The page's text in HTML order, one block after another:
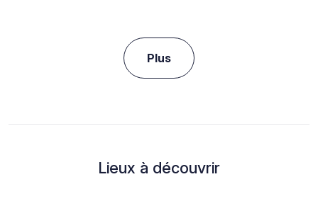
Plus
Lieux à découvrir